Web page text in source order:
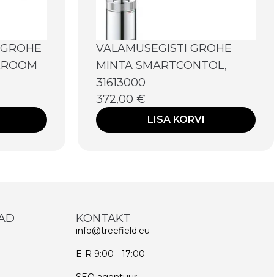
VALAMUSEGISTI GROHE
MINTA SMARTCONTOL,
31613000
372,00 €
LISA KORVI
KONTAKT
info@treefield.eu
E-R 9:00 - 17:00